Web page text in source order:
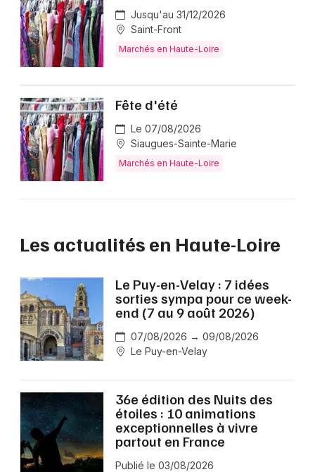
Jusqu'au 31/12/2026
Saint-Front
Marchés en Haute-Loire
Fête d'été
Le 07/08/2026
Siaugues-Sainte-Marie
Marchés en Haute-Loire
Les actualités en Haute-Loire
Le Puy-en-Velay : 7 idées
sorties sympa pour ce week-
end (7 au 9 août 2026)
07/08/2026 → 09/08/2026
Le Puy-en-Velay
36e édition des Nuits des
étoiles : 10 animations
exceptionnelles à vivre
partout en France
Publié le 03/08/2026